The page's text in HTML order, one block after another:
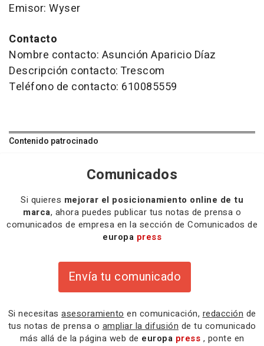
Emisor: Wyser
Contacto
Nombre contacto: Asunción Aparicio Díaz
Descripción contacto: Trescom
Teléfono de contacto: 610085559
Contenido patrocinado
Comunicados
Si quieres mejorar el posicionamiento online de tu
marca, ahora puedes publicar tus notas de prensa o
comunicados de empresa en la sección de Comunicados de
europa press
Envía tu comunicado
Si necesitas asesoramiento en comunicación, redacción de
tus notas de prensa o ampliar la difusión de tu comunicado
más allá de la página web de europa press , ponte en